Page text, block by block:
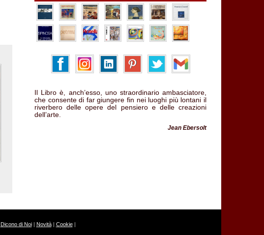
Il Libro è, anch’esso, uno straordinario ambasciatore,
che consente di far giungere fin nei luoghi più lontani il
riverbero delle opere del pensiero e delle creazioni
dell’arte.
Jean Ebersolt
Dicono di Noi| Novità| Cookie|